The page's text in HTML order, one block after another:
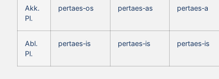
Akk.
Pl.
pertaes‑os pertaes‑as pertaes‑a
Abl.
Pl.
pertaes‑is pertaes‑is pertaes‑is